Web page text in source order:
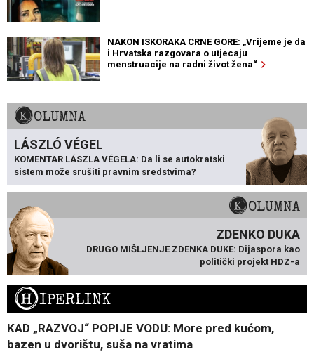
NAKON ISKORAKA CRNE GORE: „Vrijeme je da
i Hrvatska razgovara o utjecaju
menstruacije na radni život žena“
KOLUMNA
LÁSZLÓ VÉGEL
KOMENTAR LÁSZLA VÉGELA: Da li se autokratski
sistem može srušiti pravnim sredstvima?
KOLUMNA
ZDENKO DUKA
DRUGO MIŠLJENJE ZDENKA DUKE: Dijaspora kao
politički projekt HDZ-a
HIPERLINK
KAD „RAZVOJ“ POPIJE VODU: More pred kućom,
bazen u dvorištu, suša na vratima